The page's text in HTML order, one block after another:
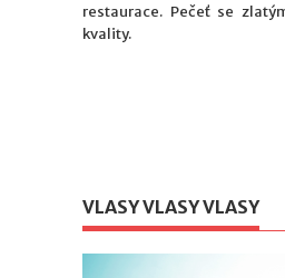
restaurace. Pečeť se
kvality.
VLASY VLASY VLASY